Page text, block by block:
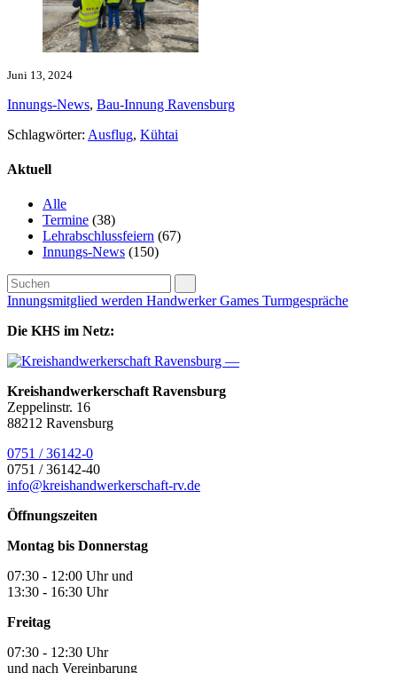
Juni 13, 2024
Innungs-News, Bau-Innung Ravensburg
Schlagwörter: Ausflug, Kühtai
Aktuell
Alle
Termine (38)
Lehr­abschluss­feiern (67)
Innungs-News (150)
Innungsmitglied werden Handwerker Games Turmgespräche
Die KHS im Netz:
Kreishandwerkerschaft Ravensburg
Zeppelinstr. 16
88212 Ravensburg
0751 / 36142-0
0751 / 36142-40
info@kreishandwerkerschaft-rv.de
Öffnungszeiten
Montag bis Donnerstag
07:30 - 12:00 Uhr und
13:30 - 16:30 Uhr
Freitag
07:30 - 12:30 Uhr
und nach Vereinbarung